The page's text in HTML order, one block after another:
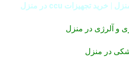
و آلرژی در منزل
در منزل